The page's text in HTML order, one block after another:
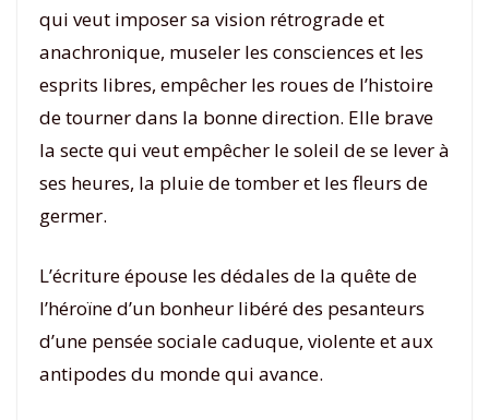
qui veut imposer sa vision rétrograde et
anachronique, museler les consciences et les
esprits libres, empêcher les roues de l’histoire
de tourner dans la bonne direction. Elle brave
la secte qui veut empêcher le soleil de se lever à
ses heures, la pluie de tomber et les fleurs de
germer.
L’écriture épouse les dédales de la quête de
l’héroïne d’un bonheur libéré des pesanteurs
d’une pensée sociale caduque, violente et aux
antipodes du monde qui avance.